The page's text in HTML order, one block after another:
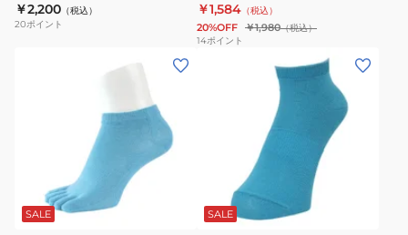
￥2,200 （税込）
20ポイント
￥1,584 （税込）
20%OFF ￥1,980（税込）
14ポイント
SALE SALE